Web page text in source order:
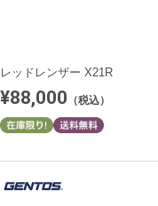
レッドレンザー X21R
¥88,000 （税込）